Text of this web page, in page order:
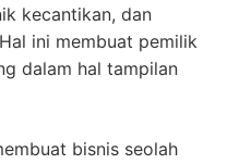
kecantikan, dan
ini membuat pemilik
dalam hal tampilan
bisnis seolah